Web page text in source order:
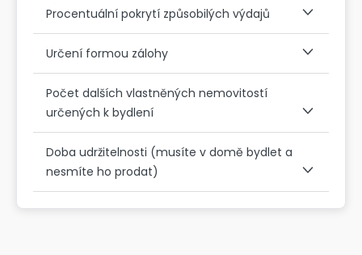
Procentuální pokrytí způsobilých výdajů
Určení formou zálohy
Počet dalších vlastněných nemovitostí
určených k bydlení
Doba udržitelnosti (musíte v domě bydlet a
nesmíte ho prodat)